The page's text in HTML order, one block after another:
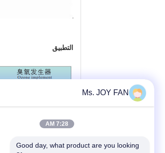
التطبيق
Ms. JOY FAN
7:28 AM
Good day, what product are you looking